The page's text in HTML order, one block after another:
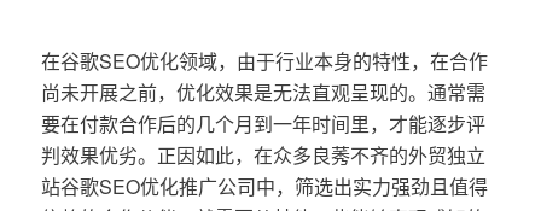
在谷歌SEO优化领域，由于行业本身的特性，在合作
尚未开展之前，优化效果是无法直观呈现的。通常需
要在付款合作后的几个月到一年时间里，才能逐步评
判效果优劣。正因如此，在众多良莠不齐的外贸独立
站谷歌SEO优化推广公司中，筛选出实力强劲且值得